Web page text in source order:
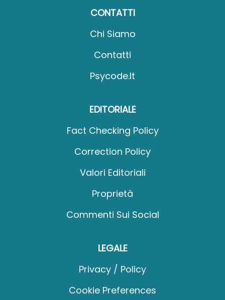
CONTATTI
Chi Siamo
Contatti
Psycode.it
EDITORIALE
Fact Checking Policy
Correction Policy
Valori Editoriali
Proprietà
Commenti Sui Social
LEGALE
Privacy / Policy
Cookie Preferences